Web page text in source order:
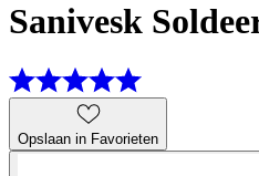
Sanivesk
Opslaan in Favorieten